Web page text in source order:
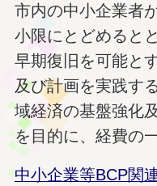
市内の中小企業者
小限にとどめると
早期復旧を可能と
及び計画を実践す
域経済の基盤強化
を目的に、経費の
中小企業等BCP関